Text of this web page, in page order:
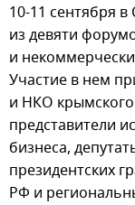
10-11 сентября
из девяти
и
Участие в нем
и НКО
представители
бизнеса,
президентских
РФ и